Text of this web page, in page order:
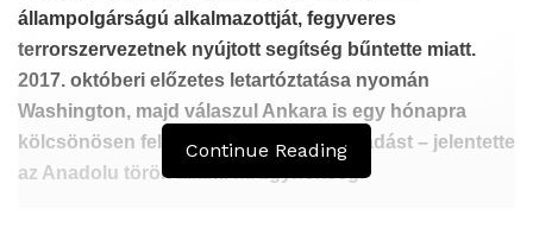
állampolgárságú alkalmazottját, fegyveres
terrorszervezetnek nyújtott segítség bűntette miatt.
2017. októberi előzetes letartóztatása nyomán
Washington, majd válaszul Ankara is egy hónapra
kölcsönösen felfüggesztette a vízumkiadást – jelentette
az Anadolu török állami hírügynökség.
Continue Reading